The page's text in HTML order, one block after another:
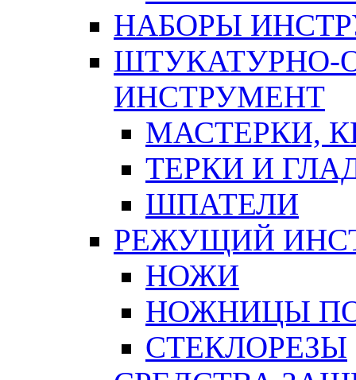
НАБОРЫ
ШТУКАТУРНО-
ИНСТРУМЕНТ
МАСТЕРКИ,
ТЕРКИ И
ШПАТЕЛИ
РЕЖУЩИЙ
НОЖИ
НОЖНИЦЫ
СТЕКЛОРЕЗЫ